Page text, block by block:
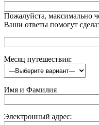
Пожалуйста, максимально
Ваши ответы помогут
Месяц путешествия:
Имя и Фамилия
Электронный адрес: